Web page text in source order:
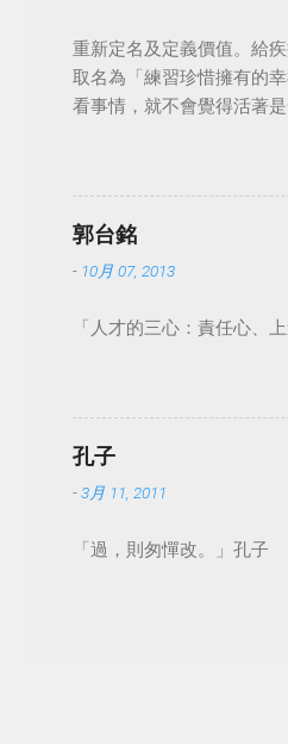
重新定名及定義價值。給
取名為「練習珍惜擁有的
看事情，就不會覺得活著
郭台銘
- 10月 07, 2013
「人才的三心：責任心、
孔子
-3月 11, 2011
「過，則匆憚改。」孔子